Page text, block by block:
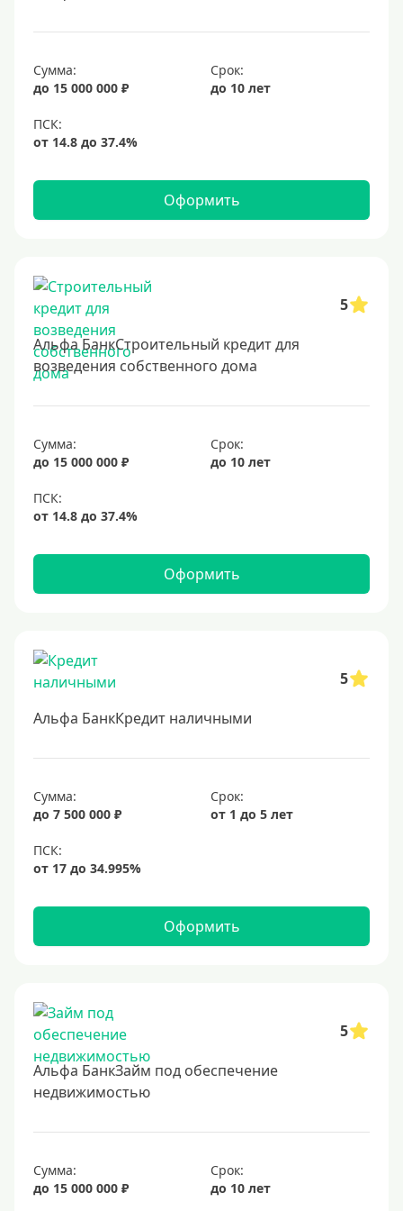
Долгосрочные
Год
3 года
4 года
6 лет
8 лет
9 лет
10 лет
20 лет
25 лет
30 лет
2 месяца
3 месяца
Ставка
Низкий процент
6%
6,5%
6,9%
8%
9%
12%
13%
17%
18%
Сумма:
до 15 000 000 ₽
Срок:
до 10 лет
Оформить
5
Альфа БанкСтроительный кредит для
возведения собственного дома
Сумма:
до 15 000 000 ₽
Срок:
до 10 лет
Оформить
5
Альфа БанкКредит наличными
Сумма:
до 7 500 000 ₽
Срок:
от 1 до 5 лет
Оформить
5
Альфа БанкЗайм под обеспечение
недвижимостью
Сумма:
до 15 000 000 ₽
Срок:
до 10 лет